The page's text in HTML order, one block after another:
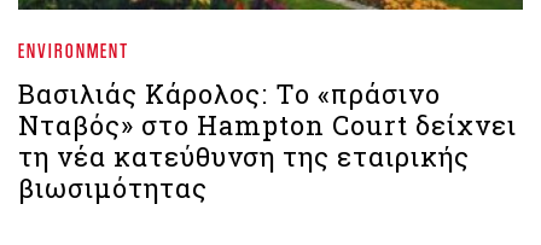
ENVIRONMENT
Βασιλιάς Κάρολος: Το «πράσινο
Νταβός» στο Hampton Court δείχνει
τη νέα κατεύθυνση της εταιρικής
βιωσιμότητας